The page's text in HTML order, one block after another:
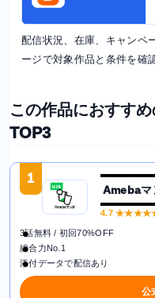
配信状況、在庫、キャンペ
ージで対象作品と条件を確
この作品におすす
TOP3
1
Amebaマ
4.7
3話無料 / 初回70%OFF
総合力No.1
添付データで配信あり
公